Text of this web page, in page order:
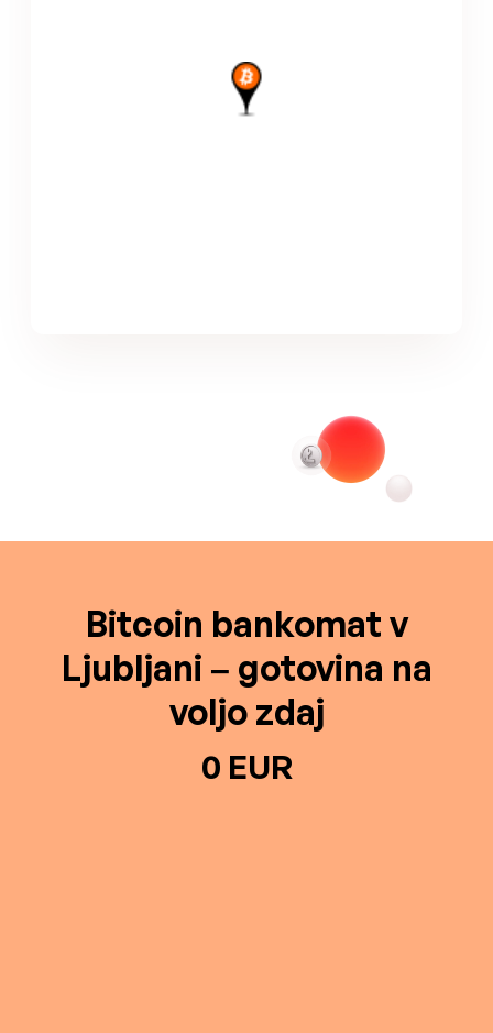
Bitcoin bankomat v
Ljubljani – gotovina na
voljo zdaj
0 EUR